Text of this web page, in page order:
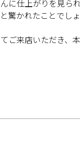
に仕上がりを見ら
驚かれたことでし
ご来店いただき、